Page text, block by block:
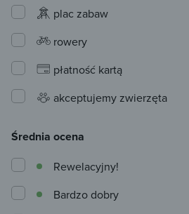
plac zabaw
rowery
płatność kartą
akceptujemy zwierzęta
Średnia ocena
Bardzo dobry
Rewelacyjny!